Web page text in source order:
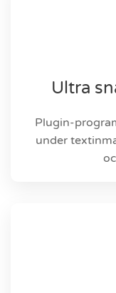
Ultra
Plugin-
under